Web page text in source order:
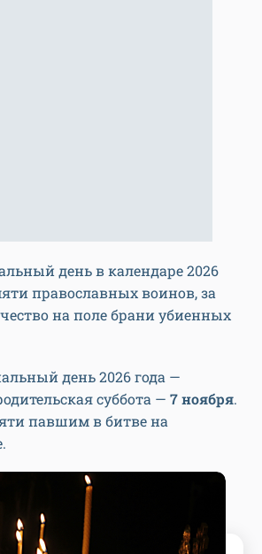
день в календаре 2026
православных воинов, за
на поле брани убиенных
день 2026 года —
суббота — 7 ноября.
павшим в битве на